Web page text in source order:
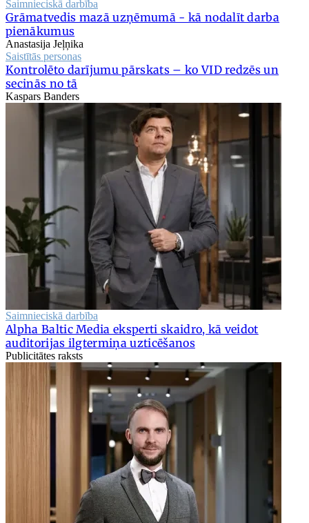
Saimnieciskā darbība
Grāmatvedis mazā uzņēmumā - kā nodalīt darba
pienākumus
Anastasija Jeļņika
Saistītās personas
Kontrolēto darījumu pārskats – ko VID redzēs un
secinās no tā
Kaspars Banders
Saimnieciskā darbība
Alpha Baltic Media eksperti skaidro, kā veidot
auditorijas ilgtermiņa uzticēšanos
Publicitātes raksts